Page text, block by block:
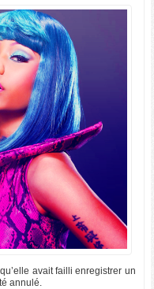
avait failli enregistrer un
annulé.